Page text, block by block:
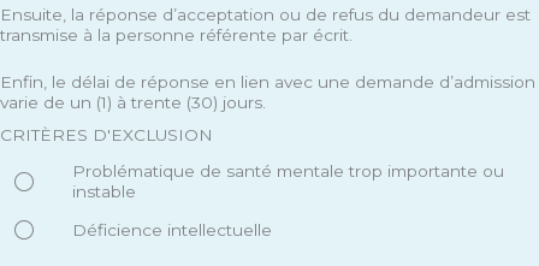
Ensuite, la réponse d’acceptation ou de refus du demandeur est
transmise à la personne référente par écrit.
Enfin, le délai de réponse en lien avec une demande d’admission
varie de un (1) à trente (30) jours.
CRITÈRES D'EXCLUSION
Problématique de santé mentale trop importante ou
instable
Déficience intellectuelle